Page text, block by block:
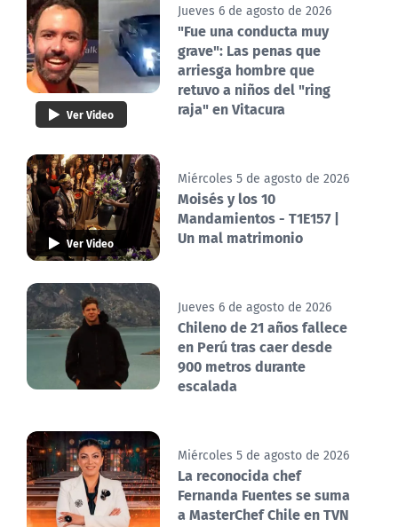
Ver Video
Jueves 6 de agosto de 2026
"Fue una conducta muy
grave": Las penas que
arriesga hombre que
retuvo a niños del "ring
raja" en Vitacura
Ver Video
Miércoles 5 de agosto de 2026
Moisés y los 10
Mandamientos - T1E157 |
Un mal matrimonio
Jueves 6 de agosto de 2026
Chileno de 21 años fallece
en Perú tras caer desde
900 metros durante
escalada
Miércoles 5 de agosto de 2026
La reconocida chef
Fernanda Fuentes se suma
a MasterChef Chile en TVN